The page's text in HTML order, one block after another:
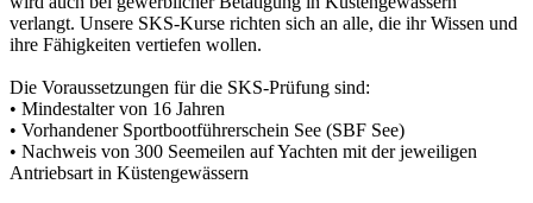
verlangt. Unsere SKS-Kurse richten sich an alle, die ihr Wissen und
ihre Fähigkeiten vertiefen wollen.
Die Voraussetzungen für die SKS-Prüfung sind:
• Mindestalter von 16 Jahren
• Vorhandener Sportbootführerschein See (SBF See)
• Nachweis von 300 Seemeilen auf Yachten mit der jeweiligen
Antriebsart in Küstengewässern